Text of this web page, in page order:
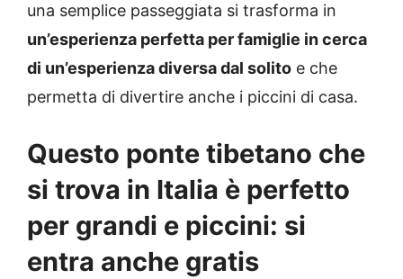
una semplice passeggiata si trasforma in
un’esperienza perfetta per famiglie in cerca
di un’esperienza diversa dal solito e che
permetta di divertire anche i piccini di casa.
Questo ponte tibetano che
si trova in Italia è perfetto
per grandi e piccini: si
entra anche gratis